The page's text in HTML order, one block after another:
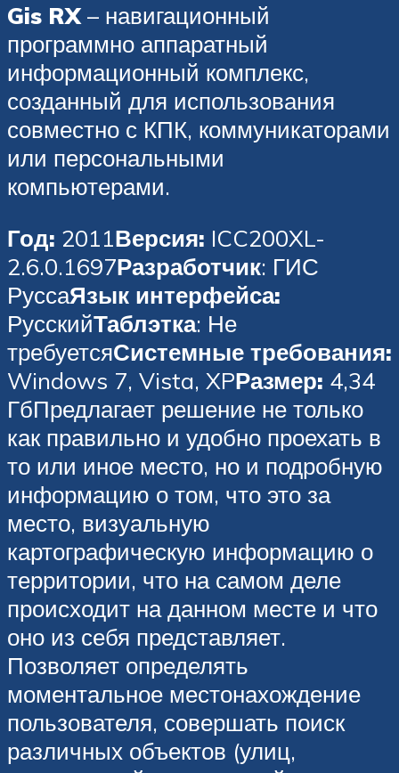
Gis RX– навигационный
программно аппаратный
информационный комплекс,
созданный для использования
совместно с КПК, коммуникаторами
или персональными
компьютерами.
Год: 2011Версия: ICC200XL-
2.6.0.1697Разработчик: ГИС
РуссаЯзык интерфейса:
РусскийТаблэтка: Не
требуетсяСистемные требования:
Windows 7, Vista, XPРазмер: 4,34
ГбПредлагает решение не только
как правильно и удобно проехать в
то или иное место, но и подробную
информацию о том, что это за
место, визуальную
картографическую информацию о
территории, что на самом деле
происходит на данном месте и что
оно из себя представляет.
Позволяет определять
моментальное местонахождение
пользователя, совершать поиск
различных объектов (улиц,